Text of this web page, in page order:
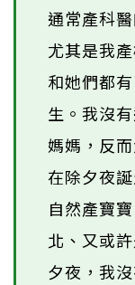
通常產科
尤其是我
和她們都
生。我沒
媽媽，反
在除夕夜
自然產寶
北、又或
夕夜，我